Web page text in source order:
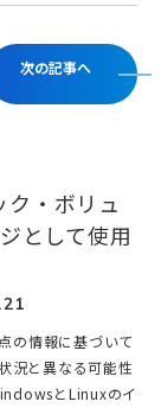
次の記事へ
・ボリュ
として使用
の情報に基づいて
況と異なる可能性
とLinuxのイ